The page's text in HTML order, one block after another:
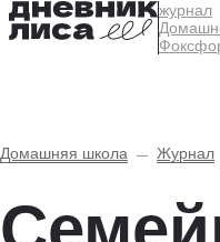
журнал
Домашняя школа Журнал